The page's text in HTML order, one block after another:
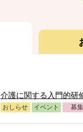
介護に関する入門的研
おしらせ イベント 募集